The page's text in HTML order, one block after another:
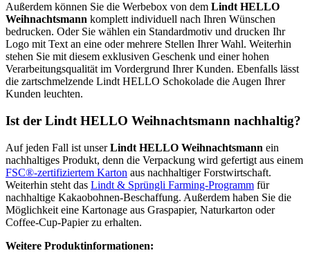
Außerdem können Sie die Werbebox von dem Lindt HELLO
Weihnachtsmann komplett individuell nach Ihren Wünschen
bedrucken. Oder Sie wählen ein Standardmotiv und drucken Ihr
Logo mit Text an eine oder mehrere Stellen Ihrer Wahl. Weiterhin
stehen Sie mit diesem exklusiven Geschenk und einer hohen
Verarbeitungsqualität im Vordergrund Ihrer Kunden. Ebenfalls lässt
die zartschmelzende Lindt HELLO Schokolade die Augen Ihrer
Kunden leuchten.
Ist der Lindt HELLO Weihnachtsmann nachhaltig?
Auf jeden Fall ist unserLindt HELLO Weihnachtsmann ein
nachhaltiges Produkt, denn die Verpackung wird gefertigt aus einem
FSC®-zertifiziertem Karton aus nachhaltiger Forstwirtschaft.
Weiterhin steht das Lindt & Sprüngli Farming-Programm für
nachhaltige Kakaobohnen-Beschaffung. Außerdem haben Sie die
Möglichkeit eine Kartonage aus Graspapier, Naturkarton oder
Coffee-Cup-Papier zu erhalten.
Weitere Produktinformationen: